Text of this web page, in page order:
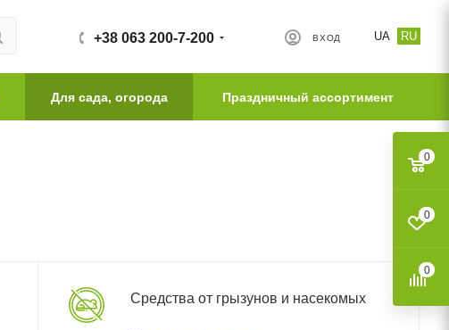
UA RU
ВХОД
+38 063 200-7-200
Для сада, огорода Праздничный ассортимент
Средства от грызунов и насекомых
0
0
0